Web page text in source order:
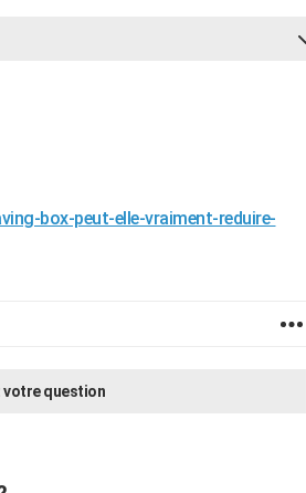
box-peut-elle-vraiment-reduire-
votre question